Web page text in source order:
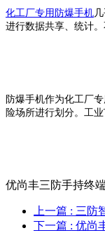
化工厂专用防爆手机
进行数据共享、统计
防爆手机作为化工厂
险场所进行划分。工业
优尚丰三防手持终
上一篇 : 三防
下一篇 : 优尚